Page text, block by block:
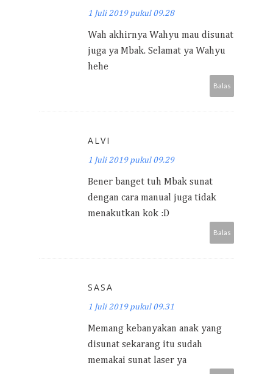
1 Juli 2019 pukul 09.28
Wah akhirnya Wahyu mau disunat
juga ya Mbak. Selamat ya Wahyu
hehe
Balas
ALVI
1 Juli 2019 pukul 09.29
Bener banget tuh Mbak sunat
dengan cara manual juga tidak
menakutkan kok :D
Balas
SASA
1 Juli 2019 pukul 09.31
Memang kebanyakan anak yang
disunat sekarang itu sudah
memakai sunat laser ya